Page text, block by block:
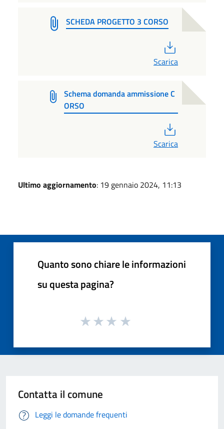
SCHEDA PROGETTO 3 CORSO
Scarica
Schema domanda ammissione C
ORSO
Scarica
Ultimo aggiornamento: 19 gennaio 2024, 11:13
Quanto sono chiare le informazioni
su questa pagina?
Contatta il comune
Leggi le domande frequenti